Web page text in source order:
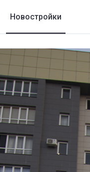
Новостройки
Жилые комплексы
Коттеджные городки
Застройщики